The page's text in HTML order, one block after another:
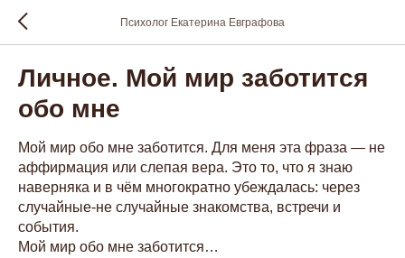
Психолог Екатерина Евграфова
Личное. Мой мир заботится
обо мне
Мой мир обо мне заботится. Для меня эта фраза — не
аффирмация или слепая вера. Это то, что я знаю
наверняка и в чём многократно убеждалась: через
случайные-не случайные знакомства, встречи и
события.
Мой мир обо мне заботится…